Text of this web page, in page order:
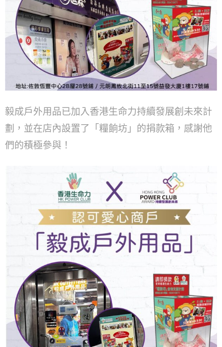
毅成戶外用品已加入香港生命力持續發展創未來計
劃，並在店內設置了「糧餉坊」的捐款箱，感謝他
們的積極參與！